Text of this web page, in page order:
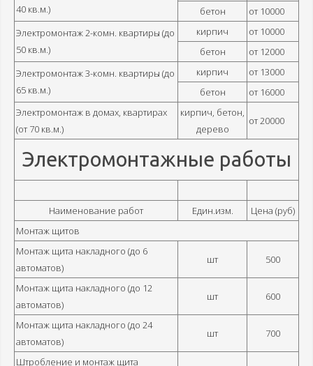
40 кв.м.)
бетон
от 10000
Электромонтаж 2-комн. квартиры (до
50 кв.м.)
кирпич
от 10000
бетон
от 12000
Электромонтаж 3-комн. квартиры (до
65 кв.м.)
кирпич
от 13000
бетон
от 16000
Электромонтаж в домах, квартирах
(от 70 кв.м.)
кирпич, бетон,
дерево
от 20000
Электромонтажные работы
Наименование работ Един.изм.
Цена (руб)
Монтаж щитов
Монтаж щита накладного (до 6
автоматов)
шт 500
Монтаж щита накладного (до 12
автоматов)
шт 600
Монтаж щита накладного (до 24
автоматов)
шт 700
Штробление и монтаж щита